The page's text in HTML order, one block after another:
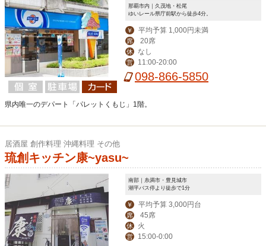
那覇市内｜久茂地・松尾
ゆいレール県庁前駅から徒歩4分。
￥ 平均予算 1,000円未満
席 20席
休 なし
営 11:00-20:00
098-866-5850
県内唯一のデパート「パレットくもじ」1階。
居酒屋 創作料理 沖縄料理 その他
琉創キッチン康~yasu~
南部｜糸満市・豊見城市
潮平バス停より徒歩で1分
￥ 平均予算 3,000円台
席 45席
休 火
営 15:00-0:00